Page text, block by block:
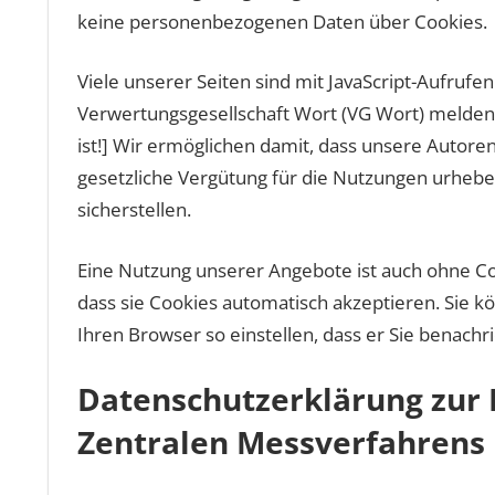
keine personenbezogenen Daten über Cookies.
Viele unserer Seiten sind mit JavaScript-
Verwertungsgesellschaft Wort (VG Wort)
ist!] Wir ermöglichen damit, dass unsere
gesetzliche Vergütung für die Nutzungen
sicherstellen.
Eine Nutzung unserer Angebote ist auch ohne
dass sie Cookies automatisch akzeptieren. Sie
Ihren Browser so einstellen, dass er Sie
Datenschutzerklärung zur
Zentralen Messverfahrens